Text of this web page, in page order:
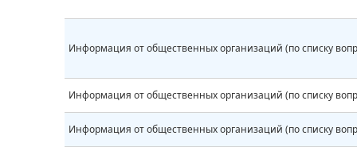
Информация от общественных организаций (по списку
Информация от общественных организаций (по списку
Информация от общественных организаций (по списку